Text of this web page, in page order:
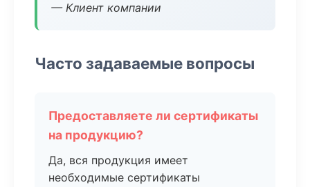
— Клиент компании
Часто задаваемые вопросы
Предоставляете ли сертификаты
на продукцию?
Да, вся продукция имеет
необходимые сертификаты